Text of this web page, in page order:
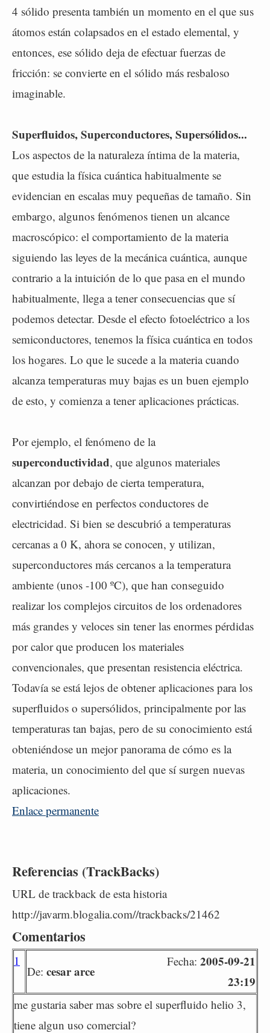
4 sólido presenta también un momento en el que sus
átomos están colapsados en el estado elemental, y
entonces, ese sólido deja de efectuar fuerzas de
fricción: se convierte en el sólido más resbaloso
imaginable.
Superfluidos, Superconductores, Supersólidos...
Los aspectos de la naturaleza íntima de la materia,
que estudia la física cuántica habitualmente se
evidencian en escalas muy pequeñas de tamaño. Sin
embargo, algunos fenómenos tienen un alcance
macroscópico: el comportamiento de la materia
siguiendo las leyes de la mecánica cuántica, aunque
contrario a la intuición de lo que pasa en el mundo
habitualmente, llega a tener consecuencias que sí
podemos detectar. Desde el efecto fotoeléctrico a los
semiconductores, tenemos la física cuántica en todos
los hogares. Lo que le sucede a la materia cuando
alcanza temperaturas muy bajas es un buen ejemplo
de esto, y comienza a tener aplicaciones prácticas.
Por ejemplo, el fenómeno de la
superconductividad, que algunos materiales
alcanzan por debajo de cierta temperatura,
convirtiéndose en perfectos conductores de
electricidad. Si bien se descubrió a temperaturas
cercanas a 0 K, ahora se conocen, y utilizan,
superconductores más cercanos a la temperatura
ambiente (unos -100 ºC), que han conseguido
realizar los complejos circuitos de los ordenadores
más grandes y veloces sin tener las enormes pérdidas
por calor que producen los materiales
convencionales, que presentan resistencia eléctrica.
Todavía se está lejos de obtener aplicaciones para los
superfluidos o supersólidos, principalmente por las
temperaturas tan bajas, pero de su conocimiento está
obteniéndose un mejor panorama de cómo es la
materia, un conocimiento del que sí surgen nuevas
aplicaciones.
Enlace permanente
Referencias (TrackBacks)
URL de trackback de esta historia
http://javarm.blogalia.com//trackbacks/21462
Comentarios
1
De: cesar arce
Fecha: 2005-09-21
23:19
me gustaria saber mas sobre el superfluido helio 3,
tiene algun uso comercial?